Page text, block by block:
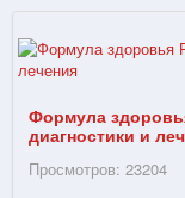
Формула
диагностики и
Просмотров: 23204